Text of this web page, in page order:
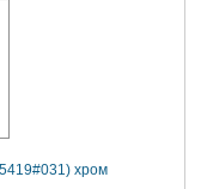
хром